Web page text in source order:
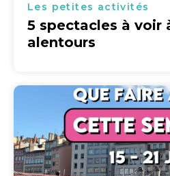
Les petites activités
5 spectacles à voir
alentours